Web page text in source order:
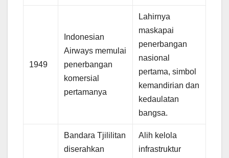
1949
Indonesian
Airways memulai
penerbangan
komersial
pertamanya
Lahirnya
maskapai
penerbangan
nasional
pertama, simbol
kemandirian dan
kedaulatan
bangsa.
Bandara Tjililitan
diserahkan
Alih kelola
infrastruktur